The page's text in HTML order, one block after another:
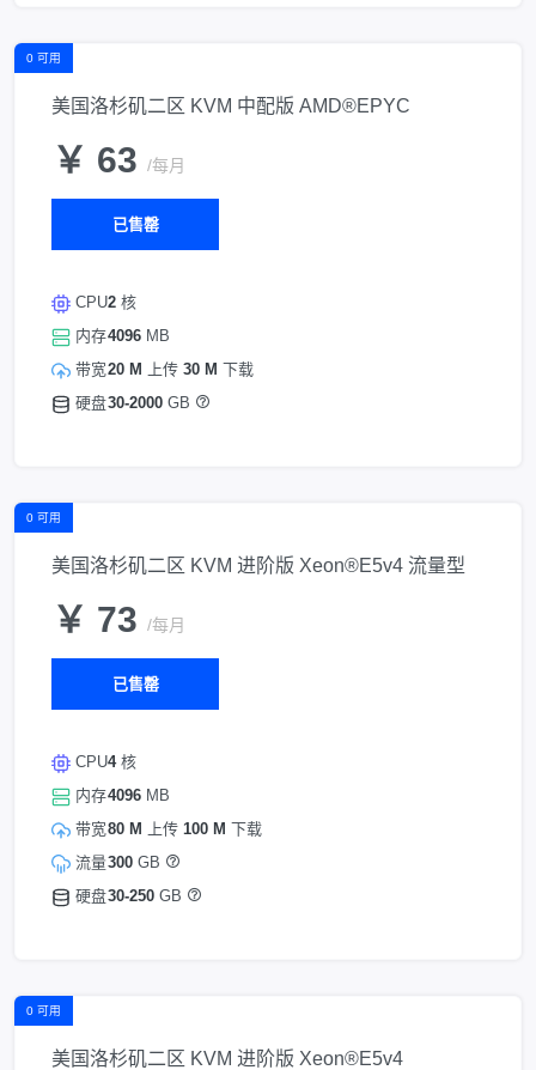
0 可用
美国洛杉矶二区 KVM 中配版 AMD®EPYC
￥ 63 /每月
已售罄
CPU
内存
带宽
硬盘
2 核
4096 MB
20 M
上传 30 M 下载
30-2000 GB
0 可用
美国洛杉矶二区 KVM 进阶版 Xeon®E5v4 流量型
￥ 73 /每月
已售罄
CPU
内存
带宽
流量
硬盘
4核
4096 MB
80 M
上传 100 M 下载
300 GB
30-250 GB
0 可用
美国洛杉矶二区 KVM 进阶版 Xeon®E5v4